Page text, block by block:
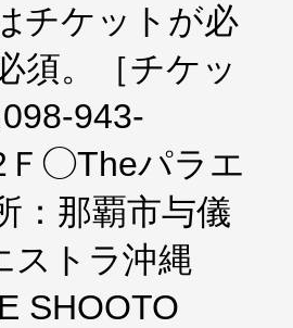
チケットが必
須。［チケッ
943-
◯Theパラエ
：那覇市与儀
ストラ沖縄
SHOOTO